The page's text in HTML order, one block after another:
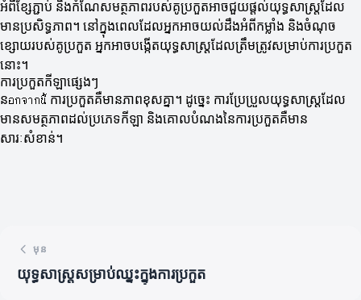
អំពីខ្សែភ្ជាប់ និងកំណែសមត្ថភាពរបស់គូប្រកួតអាចជួយផ្តល់យុទ្ធសាស្ត្រដែល
មានប្រសិទ្ធភាព។ នៅក្នុងពេលដែលអ្នកអាចយល់ដឹងអំពីកម្លាំង និងចំណុច
ខ្សោយរបស់គូប្រកួត អ្នកអាចបង្កើតយុទ្ធសាស្ត្រដែលត្រឹមត្រូវសម្រាប់ការប្រកួត
នោះ។
ការប្រកួតកីឡាផ្សេងៗ
នอกจากนี้ ការប្រកួតគឺមានភាពខុសគ្នា។ ដូច្នេះ ការប្រែប្រួលយុទ្ធសាស្ត្រដែល
មានសមត្ថភាពដល់ប្រភេទកីឡា និងគោលបំណងនៃការប្រកួតគឺមាន
សារៈសំខាន់។
មុន
យុទ្ធសាស្ត្រសម្រាប់ឈ្នះក្នុងការប្រកួត